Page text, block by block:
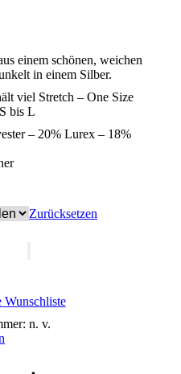
einem schönen, weichen
in einem Silber.
viel Stretch – One Size
bis L
– 20% Lurex – 18%
Zurücksetzen
Wunschliste
n. v.